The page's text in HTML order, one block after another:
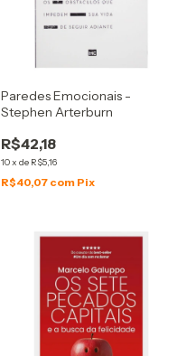
Paredes Emocionais -
Stephen Arterburn
R$42,18
10x de R$5,16
R$40,07 com Pix